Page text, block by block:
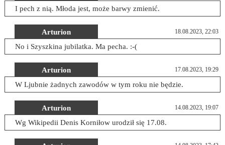
I pech z nią. Młoda jest, może barwy zmienić.
Arturion 18.08.2023, 22:03
No i Szyszkina jubilatka. Ma pecha. :-(
Arturion 17.08.2023, 19:29
W Ljubnie żadnych zawodów w tym roku nie będzie.
Arturion 14.08.2023, 19:07
Wg Wikipedii Denis Korniłow urodził się 17.08.